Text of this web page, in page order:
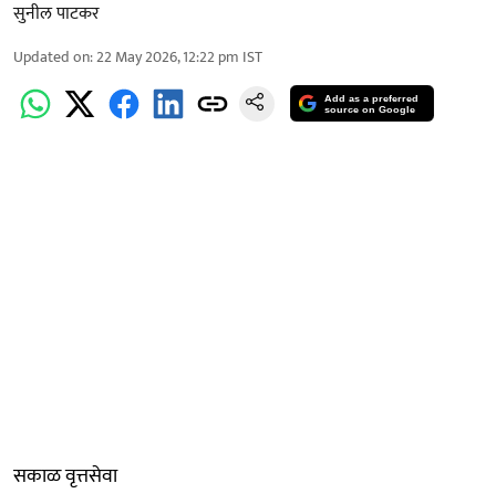
सुनील पाटकर
Updated on:22 May 2026, 12:22 pm IST
Add as a preferred
source on Google
सकाळ वृत्तसेवा